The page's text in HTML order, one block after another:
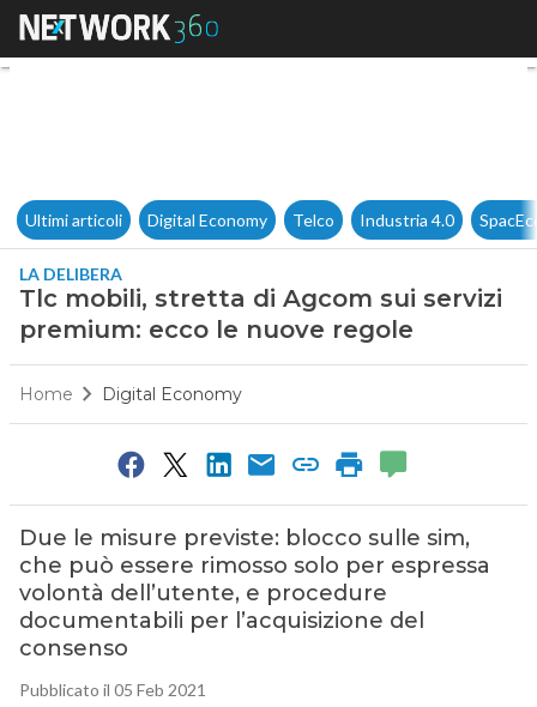
Tlc mobili, stretta di Agcom
Ultimi articoli Digital Economy Telco Industria 4.0
LA DELIBERA
Tlc mobili, stretta di Agcom sui servizi
premium: ecco le nuove regole
Home Digital Economy
Due le misure previste: blocco sulle sim,
che può essere rimosso solo per espressa
volontà dell’utente, e procedure
documentabili per l’acquisizione del
consenso
Pubblicato il 05 Feb 2021